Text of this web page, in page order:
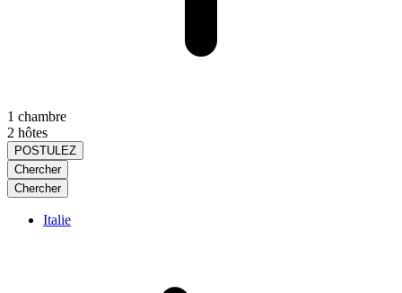
1 chambre
2 hôtes
POSTULEZ
Chercher
Chercher
Italie